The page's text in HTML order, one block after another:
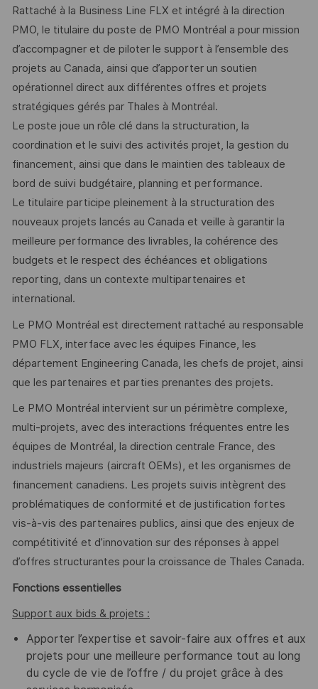
Rattaché à la Business Line FLX et intégré à la direction
PMO, le titulaire du poste de PMO Montréal a pour mission
d’accompagner et de piloter le support à l’ensemble des
projets au Canada, ainsi que d’apporter un soutien
opérationnel direct aux différentes offres et projets
stratégiques gérés par Thales à Montréal.
Le poste joue un rôle clé dans la structuration, la
coordination et le suivi des activités projet, la gestion du
financement, ainsi que dans le maintien des tableaux de
bord de suivi budgétaire, planning et performance.
Le titulaire participe pleinement à la structuration des
nouveaux projets lancés au Canada et veille à garantir la
meilleure performance des livrables, la cohérence des
budgets et le respect des échéances et obligations
reporting, dans un contexte multipartenaires et
international.
Le PMO Montréal est directement rattaché au responsable
PMO FLX, interface avec les équipes Finance, les
département Engineering Canada, les chefs de projet, ainsi
que les partenaires et parties prenantes des projets.
Le PMO Montréal intervient sur un périmètre complexe,
multi-projets, avec des interactions fréquentes entre les
équipes de Montréal, la direction centrale France, des
industriels majeurs (aircraft OEMs), et les organismes de
financement canadiens. Les projets suivis intègrent des
problématiques de conformité et de justification fortes
vis-à-vis des partenaires publics, ainsi que des enjeux de
compétitivité et d’innovation sur des réponses à appel
d’offres structurantes pour la croissance de Thales Canada.
Fonctions essentielles
Support aux bids & projets :
Apporter l’expertise et savoir-faire aux offres et aux
projets pour une meilleure performance tout au long
du cycle de vie de l’offre / du projet grâce à des